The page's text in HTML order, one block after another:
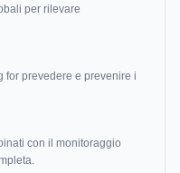
per rilevare
for prevedere e prevenire i
con il monitoraggio